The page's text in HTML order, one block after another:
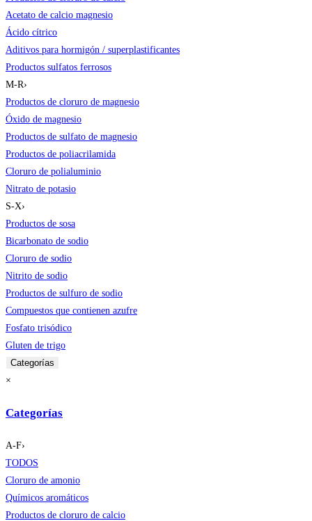
Acetato de calcio magnesio
Ácido cítrico
Aditivos para hormigón / superplastificantes
Productos sulfatos ferrosos
M-R›
Productos de cloruro de magnesio
Óxido de magnesio
Productos de sulfato de magnesio
Productos de poliacrilamida
Cloruro de polialuminio
Nitrato de potasio
S-X›
Productos de sosa
Bicarbonato de sodio
Cloruro de sodio
Nitrito de sodio
Productos de sulfuro de sodio
Compuestos que contienen azufre
Fosfato trisódico
Gluten de trigo
Categorías
×
Categorías
A-F›
TODOS
Cloruro de amonio
Químicos aromáticos
Productos de cloruro de calcio